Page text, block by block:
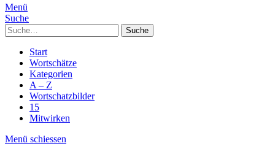
Menü
Suche
Suche
Start
Wortschätze
Kategorien
A – Z
Wortschatzbilder
15
Mitwirken
Menü schiessen